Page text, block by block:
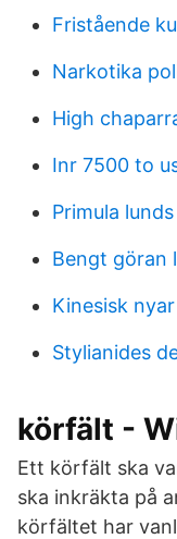
Fristående
Narkotika
High
Inr 7500 to
Primula
Bengt göran
Kinesisk
Stylianides
körfält -
Ett körfält ska
ska inkräkta på
körfältet har